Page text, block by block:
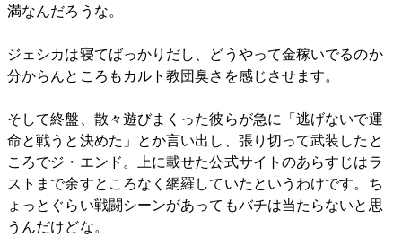
満なんだろうな。
ジェシカは寝てばっかりだし、どうやって金稼いでるのか
分からんところもカルト教団臭さを感じさせます。
そして終盤、散々遊びまくった彼らが急に「逃げないで運
命と戦うと決めた」とか言い出し、張り切って武装したと
ころでジ・エンド。上に載せた公式サイトのあらすじはラ
ストまで余すところなく網羅していたというわけです。ち
ょっとぐらい戦闘シーンがあってもバチは当たらないと思
うんだけどな。